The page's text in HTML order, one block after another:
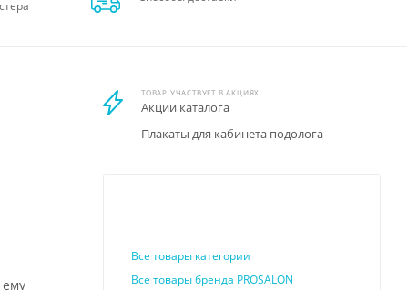
ему
ТОВАР УЧАСТВУЕТ В АКЦИЯХ
Акции каталога
Плакаты для кабинета подолога
Все товары категории
Все товары бренда PROSALON